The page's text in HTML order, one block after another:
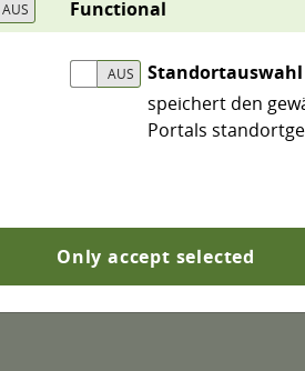
Fischerei und
lassen sich im
Functional
Standortauswahl
speichert den
Portals
Only accept selected